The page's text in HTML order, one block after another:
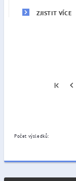
ZJISTIT VÍCE
Počet výsledků: